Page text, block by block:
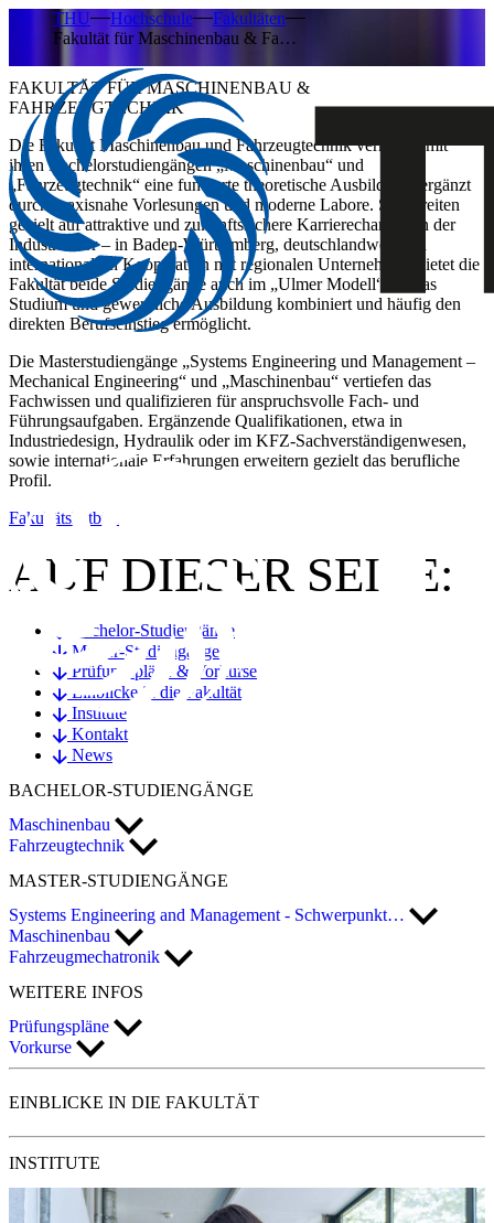
THU Hochschule
Fakultäten
Fakultät für Maschinenbau & Fa…
FAKULTÄT FÜR MASCHINENBAU &
FAHRZEUGTECHNIK
Die Fakultät Maschinenbau und Fahrzeugtechnik vermittelt mit
ihren Bachelorstudiengängen „Maschinenbau“ und
„Fahrzeugtechnik“ eine fundierte theoretische Ausbildung, ergänzt
durch praxisnahe Vorlesungen und moderne Labore. Sie bereiten
gezielt auf attraktive und zukunftssichere Karrierechancen in der
Industrie vor – in Baden-Württemberg, deutschlandweit und
international. In Kooperation mit regionalen Unternehmen bietet die
Fakultät beide Studiengänge auch im „Ulmer Modell“ an, das
Studium und gewerbliche Ausbildung kombiniert und häufig den
direkten Berufseinstieg ermöglicht.
Die Masterstudiengänge „Systems Engineering und Management –
Mechanical Engineering“ und „Maschinenbau“ vertiefen das
Fachwissen und qualifizieren für anspruchsvolle Fach- und
Führungsaufgaben. Ergänzende Qualifikationen, etwa in
Industriedesign, Hydraulik oder im KFZ-Sachverständigenwesen,
sowie internationale Erfahrungen erweitern gezielt das berufliche
Profil.
Fakultätsleitbild
AUF DIESER SEITE:
Bachelor-Studiengänge
Master-Studiengänge
Prüfungspläne & Vorkurse
Einblicke in die Fakultät
Institute
Kontakt
News
BACHELOR-STUDIENGÄNGE
Maschinenbau
Fahrzeugtechnik
MASTER-STUDIENGÄNGE
Systems Engineering and Management - Schwerpunkt…
Maschinenbau
Fahrzeugmechatronik
WEITERE INFOS
Prüfungspläne
Vorkurse
EINBLICKE IN DIE FAKULTÄT
INSTITUTE